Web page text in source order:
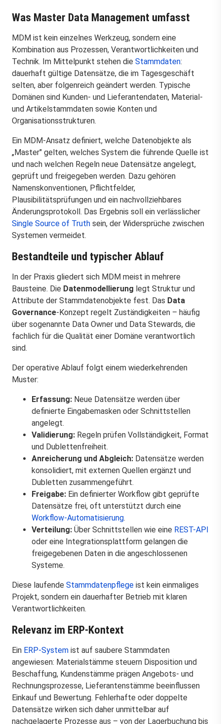
Was Master Data Management umfasst
MDM ist kein einzelnes Werkzeug, sondern eine
Kombination aus Prozessen, Verantwortlichkeiten und
Technik. Im Mittelpunkt stehen die Stammdaten:
dauerhaft gültige Datensätze, die im Tagesgeschäft
selten, aber folgenreich geändert werden. Typische
Domänen sind Kunden- und Lieferantendaten, Material-
und Artikelstammdaten sowie Konten und
Organisationsstrukturen.
Ein MDM-Ansatz definiert, welche Datenobjekte als
„Master" gelten, welches System die führende Quelle ist
und nach welchen Regeln neue Datensätze angelegt,
geprüft und freigegeben werden. Dazu gehören
Namenskonventionen, Pflichtfelder,
Plausibilitätsprüfungen und ein nachvollziehbares
Änderungsprotokoll. Das Ergebnis soll ein verlässlicher
Single Source of Truth sein, der Widersprüche zwischen
Systemen vermeidet.
Bestandteile und typischer Ablauf
In der Praxis gliedert sich MDM meist in mehrere
Bausteine. Die Datenmodellierung legt Struktur und
Attribute der Stammdatenobjekte fest. Das Data
Governance-Konzept regelt Zuständigkeiten – häufig
über sogenannte Data Owner und Data Stewards, die
fachlich für die Qualität einer Domäne verantwortlich
sind.
Der operative Ablauf folgt einem wiederkehrenden
Muster:
Erfassung: Neue Datensätze werden über
definierte Eingabemasken oder Schnittstellen
angelegt.
Validierung: Regeln prüfen Vollständigkeit, Format
und Dublettenfreiheit.
Anreicherung und Abgleich: Datensätze werden
konsolidiert, mit externen Quellen ergänzt und
Dubletten zusammengeführt.
Freigabe: Ein definierter Workflow gibt geprüfte
Datensätze frei, oft unterstützt durch eine
Workflow-Automatisierung.
Verteilung: Über Schnittstellen wie eine REST-API
oder eine Integrationsplattform gelangen die
freigegebenen Daten in die angeschlossenen
Systeme.
Diese laufende Stammdatenpflege ist kein einmaliges
Projekt, sondern ein dauerhafter Betrieb mit klaren
Verantwortlichkeiten.
Relevanz im ERP-Kontext
Ein ERP-System ist auf saubere Stammdaten
angewiesen: Materialstämme steuern Disposition und
Beschaffung, Kundenstämme prägen Angebots- und
Rechnungsprozesse, Lieferantenstämme beeinflussen
Einkauf und Bewertung. Fehlerhafte oder doppelte
Datensätze wirken sich daher unmittelbar auf
nachgelagerte Prozesse aus – von der Lagerbuchung bis